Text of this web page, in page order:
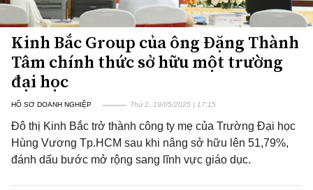
Kinh Bắc Group của ông Đặng Thành
Tâm chính thức sở hữu một trường
đại học
HỒ SƠ DOANH NGHIỆP Thứ 2, 19/05/2025 | 17:15
Đô thị Kinh Bắc trở thành công ty mẹ của Trường Đại học
Hùng Vương Tp.HCM sau khi nâng sở hữu lên 51,79%,
đánh dấu bước mở rộng sang lĩnh vực giáo dục.